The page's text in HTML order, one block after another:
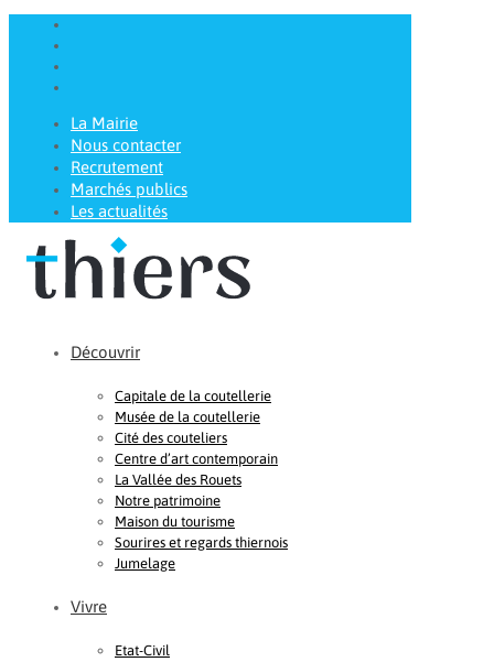
La Mairie
Nous contacter
Recrutement
Marchés publics
Les actualités
Découvrir
Capitale de la coutellerie
Musée de la coutellerie
Cité des couteliers
Centre d’art contemporain
La Vallée des Rouets
Notre patrimoine
Maison du tourisme
Sourires et regards thiernois
Jumelage
Vivre
Etat-Civil